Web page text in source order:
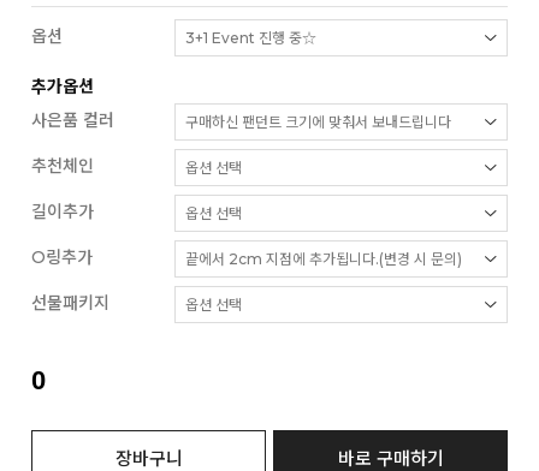
옵션
추가옵션
사은품 컬러
추천체인
길이추가
O링추가
선물패키지
0
장바구니 바로 구매하기